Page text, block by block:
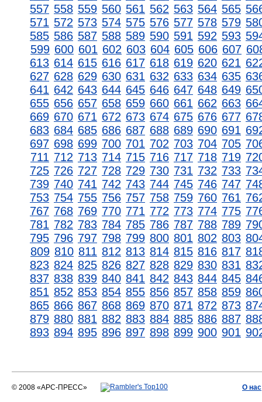
557 558 559 560 561 562 563 564 565
571 572 573 574 575 576 577 578 579
585 586 587 588 589 590 591 592 593
599 600 601 602 603 604 605 606 607
613 614 615 616 617 618 619 620 621
627 628 629 630 631 632 633 634 635
641 642 643 644 645 646 647 648 649
655 656 657 658 659 660 661 662 663
669 670 671 672 673 674 675 676 677
683 684 685 686 687 688 689 690 691
697 698 699 700 701 702 703 704 705
711 712 713 714 715 716 717 718 719
725 726 727 728 729 730 731 732 733
739 740 741 742 743 744 745 746 747
753 754 755 756 757 758 759 760 761
767 768 769 770 771 772 773 774 775
781 782 783 784 785 786 787 788 789
795 796 797 798 799 800 801 802 803
809 810 811 812 813 814 815 816 817
823 824 825 826 827 828 829 830 831
837 838 839 840 841 842 843 844 845
851 852 853 854 855 856 857 858 859
865 866 867 868 869 870 871 872 873
879 880 881 882 883 884 885 886 887
893 894 895 896 897 898 899 900 901
© 2008 «АРС-ПРЕСС»
О нас